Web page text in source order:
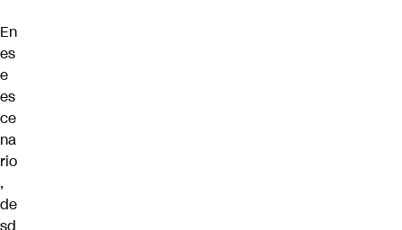
En
es
e
es
ce
na
rio
,
de
sd